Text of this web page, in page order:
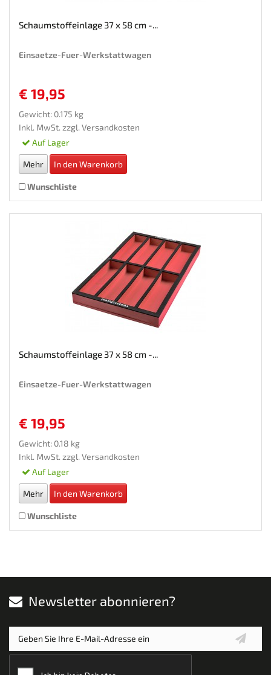
Schaumstoffeinlage 37 x 58 cm -...
Einsaetze-Fuer-Werkstattwagen
€ 19,95
Gewicht: 0.175 kg
Inkl. MwSt. zzgl. Versandkosten
Auf Lager
Mehr In den Warenkorb
Wunschliste
Schaumstoffeinlage 37 x 58 cm -...
Einsaetze-Fuer-Werkstattwagen
€ 19,95
Gewicht: 0.18 kg
Inkl. MwSt. zzgl. Versandkosten
Auf Lager
Mehr In den Warenkorb
Wunschliste
Newsletter abonnieren?